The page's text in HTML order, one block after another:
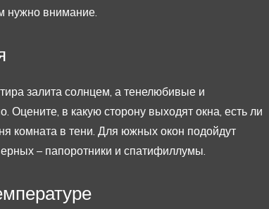
нужно внимание.
залита солнцем, а тенелюбивые и
Оцените, в какую сторону выходят окна, есть ли
комната в тени. Для южных окон подойдут
– папоротники и спатифиллумы.